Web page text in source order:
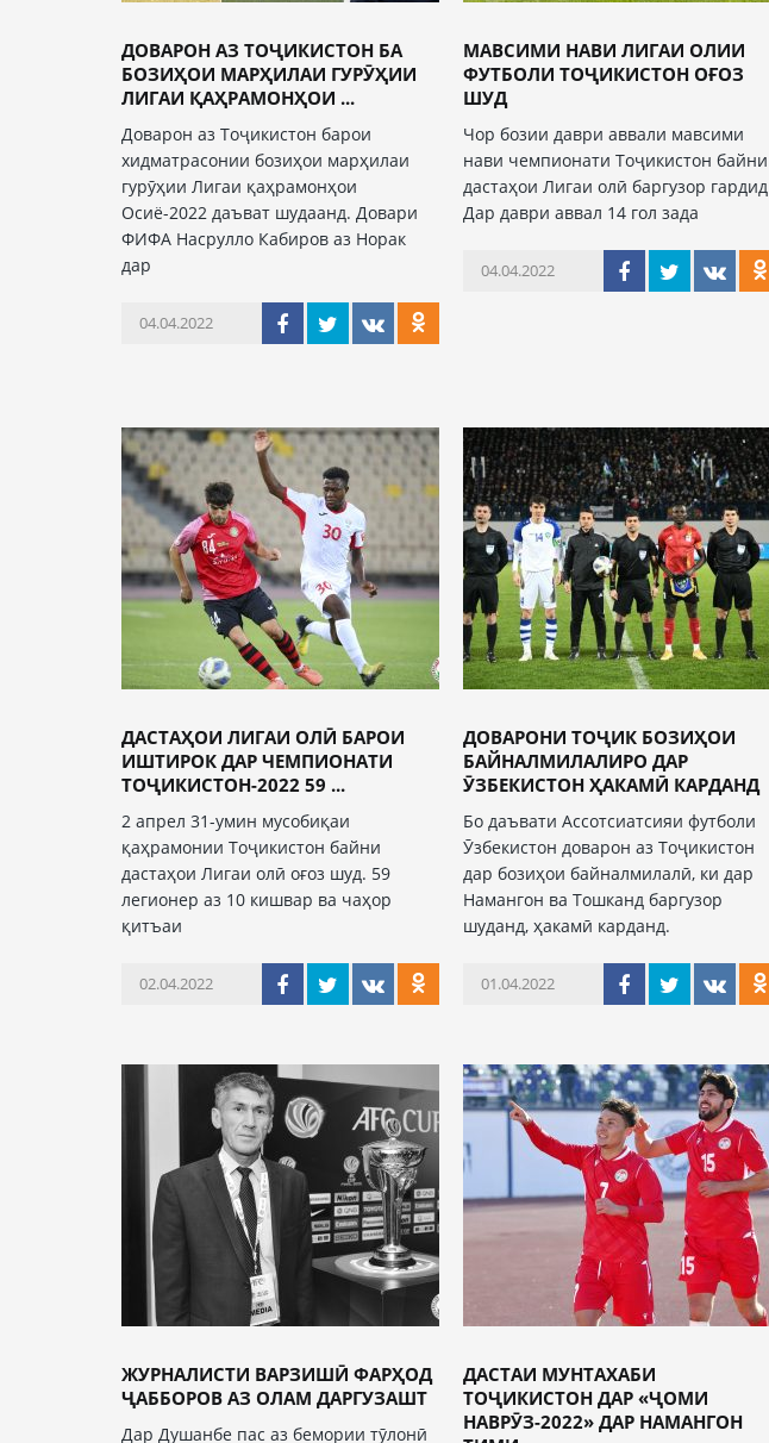
ДОВАРОН АЗ ТОҶИКИСТОН БА
БОЗИҲОИ МАРҲИЛАИ ГУРӮҲИИ
ЛИГАИ ҚАҲРАМОНҲОИ ...
Доварон аз Тоҷикистон барои
хидматрасонии бозиҳои марҳилаи
гурӯҳии Лигаи қаҳрамонҳои
Осиё-2022 даъват шудаанд. Довари
ФИФА Насрулло Кабиров аз Норак
дар
04.04.2022
МАВСИМИ НАВИ ЛИГАИ ОЛИИ
ФУТБОЛИ ТОҶИКИСТОН ОҒОЗ
ШУД
Чор бозии даври аввали мавсими
нави чемпионати Тоҷикистон байни
дастаҳои Лигаи олӣ баргузор гардид
Дар даври аввал 14 гол зада
04.04.2022
ДАСТАҲОИ ЛИГАИ ОЛӢ БАРОИ
ИШТИРОК ДАР ЧЕМПИОНАТИ
ТОҶИКИСТОН-2022 59 ...
2 апрел 31-умин мусобиқаи
қаҳрамонии Тоҷикистон байни
дастаҳои Лигаи олӣ оғоз шуд. 59
легионер аз 10 кишвар ва чаҳор
қитъаи
02.04.2022
ДОВАРОНИ ТОҶИК БОЗИҲОИ
БАЙНАЛМИЛАЛИРО ДАР
ӮЗБЕКИСТОН ҲАКАМӢ КАРДАНД
Бо даъвати Ассотсиатсияи футболи
Ӯзбекистон доварон аз Тоҷикистон
дар бозиҳои байналмилалӣ, ки дар
Намангон ва Тошканд баргузор
шуданд, ҳакамӣ карданд.
01.04.2022
ЖУРНАЛИСТИ ВАРЗИШӢ ФАРҲОД
ҶАББОРОВ АЗ ОЛАМ ДАРГУЗАШТ
Дар Душанбе пас аз бемории тӯлонӣ
ДАСТАИ МУНТАХАБИ
ТОҶИКИСТОН ДАР «ҶОМИ
НАВРӮЗ-2022» ДАР НАМАНГОН